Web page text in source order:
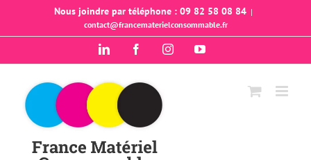
Nous joindre par téléphone : 09 82 58 08 84 |
contact@francematerielconsommable.fr
LinkedIn FacebookInstagramYouTube